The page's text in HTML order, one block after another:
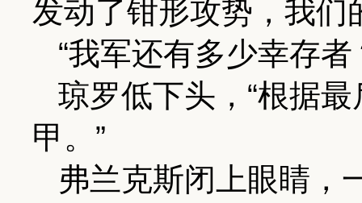
发动了钳形攻势，我们
“我军还有多少幸存
琼罗低下头，“根据
甲。”
弗兰克斯闭上眼睛，